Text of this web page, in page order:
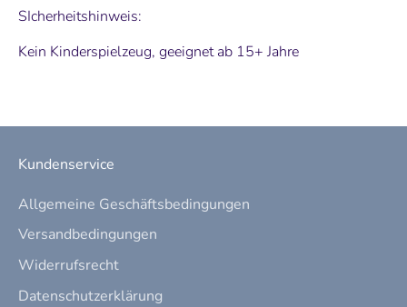
SIcherheitshinweis:
Kein Kinderspielzeug, geeignet ab 15+ Jahre
Kundenservice
Allgemeine Geschäftsbedingungen
Versandbedingungen
Widerrufsrecht
Datenschutzerklärung